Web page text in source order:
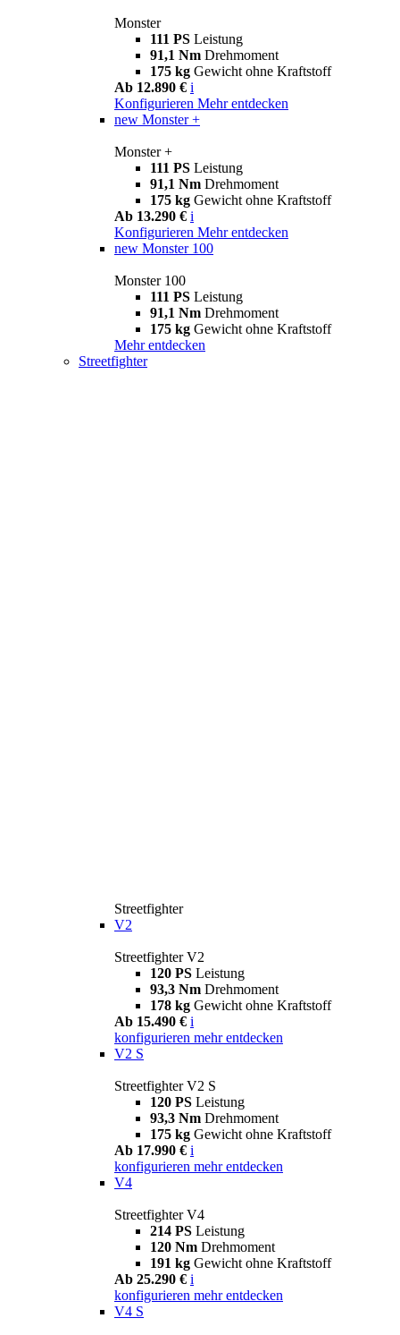
Monster
111 PS Leistung
91,1 Nm Drehmoment
175 kg Gewicht ohne Kraftstoff
Ab 12.890 € i
Konfigurieren Mehr entdecken
new Monster +
Monster +
111 PS Leistung
91,1 Nm Drehmoment
175 kg Gewicht ohne Kraftstoff
Ab 13.290 € i
Konfigurieren Mehr entdecken
new Monster 100
Monster 100
111 PS Leistung
91,1 Nm Drehmoment
175 kg Gewicht ohne Kraftstoff
Mehr entdecken
Streetfighter
Streetfighter
V2
Streetfighter V2
120 PS Leistung
93,3 Nm Drehmoment
178 kg Gewicht ohne Kraftstoff
Ab 15.490 € i
konfigurieren mehr entdecken
V2 S
Streetfighter V2 S
120 PS Leistung
93,3 Nm Drehmoment
175 kg Gewicht ohne Kraftstoff
Ab 17.990 € i
konfigurieren mehr entdecken
V4
Streetfighter V4
214 PS Leistung
120 Nm Drehmoment
191 kg Gewicht ohne Kraftstoff
Ab 25.290 € i
konfigurieren mehr entdecken
V4 S